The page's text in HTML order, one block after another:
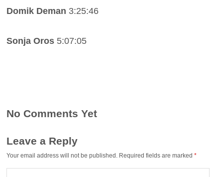
Domik Deman 3:25:46
Sonja Oros 5:07:05
No Comments Yet
Leave a Reply
Your email address will not be published. Required fields are marked*